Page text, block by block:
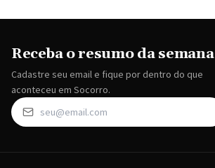
Receba o resumo da semana
Cadastre seu email e fique por dentro do que
aconteceu em Socorro.